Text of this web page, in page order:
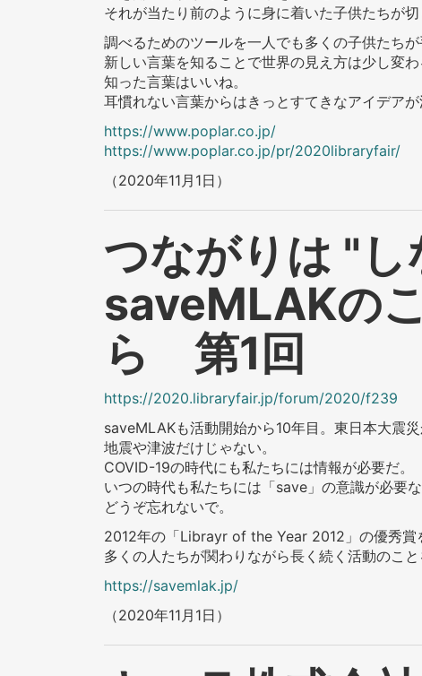
それが当たり前のように身に着いた子供たちが
調べるためのツールを一人でも多くの子供たちが
新しい言葉を知ることで世界の見え方は少し変わ
知った言葉はいいね。
耳慣れない言葉からはきっとすてきなアイデアが
https://www.poplar.co.jp/
https://www.poplar.co.jp/pr/2020libraryfair/
（2020年11月1日）
つながりは "し
saveMLAKの
ら 第1回
https://2020.libraryfair.jp/forum/2020/f239
saveMLAKも活動開始から10年目。東日本大震災
地震や津波だけじゃない。
COVID-19の時代にも私たちには情報が必要だ。
いつの時代も私たちには「save」の意識が必要な
どうぞ忘れないで。
2012年の「Librayr of the Year 2012」の優秀賞
多くの人たちが関わりながら長く続く活動のこと
https://savemlak.jp/
（2020年11月1日）